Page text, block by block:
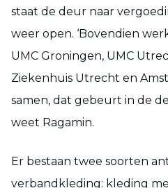
staat de deur naar
weer open. ‘Bovendien
UMC Groningen, UMC
Ziekenhuis Utrecht en
samen, dat gebeurt in de
weet Ragamin.
Er bestaan twee soorten
verbandkleding: kleding